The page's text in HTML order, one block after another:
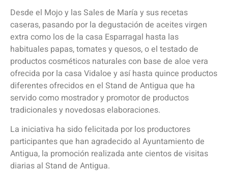
Desde el Mojo y las Sales de María y sus recetas
caseras, pasando por la degustación de aceites virgen
extra como los de la casa Esparragal hasta las
habituales papas, tomates y quesos, o el testado de
productos cosméticos naturales con base de aloe vera
ofrecida por la casa Vidaloe y así hasta quince productos
diferentes ofrecidos en el Stand de Antigua que ha
servido como mostrador y promotor de productos
tradicionales y novedosas elaboraciones.
La iniciativa ha sido felicitada por los productores
participantes que han agradecido al Ayuntamiento de
Antigua, la promoción realizada ante cientos de visitas
diarias al Stand de Antigua.